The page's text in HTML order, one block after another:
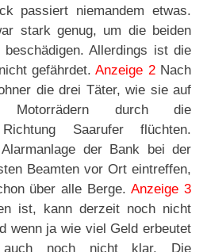
passiert niemandem etwas.
stark genug, um die beiden
Allerdings ist die
gefährdet.Anzeige 2Nach
die drei Täter, wie sie auf
Motorrädern durch die
Saarufer flüchten.
der Bank bei der
Beamten vor Ort eintreffen,
über alle Berge.Anzeige 3
ist, kann derzeit noch nicht
wenn ja wie viel Geld erbeutet
noch nicht klar. Die